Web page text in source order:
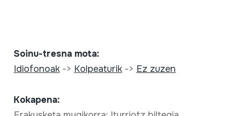
Soinu-tresna mota:
Idiofonoak-> Kolpeaturik-> Ez zuzen
Kokapena: